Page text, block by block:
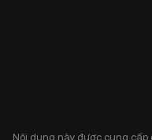
Nội dung này được cung